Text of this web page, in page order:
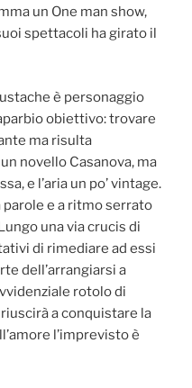
un One man show,
spettacoli ha girato il
è personaggio
obiettivo: trovare
ma risulta
novello Casanova, ma
e l’aria un po’ vintage.
e a ritmo serrato
una via crucis di
di rimediare ad essi
dell’arrangiarsi a
rotolo di
a conquistare la
l’imprevisto è